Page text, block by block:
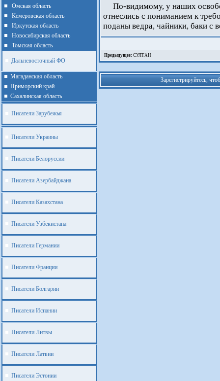
Омская область
Кемеровская область
Иркутская область
Новосибирская область
Томская область
Дальневосточный ФО
Магаданская область
Приморский край
Cахалинская область
Писатели Зарубежья
Писатели Украины
Писатели Белоруссии
Писатели Азербайджана
Писатели Казахстана
Писатели Узбекистана
Писатели Германии
Писатели Франции
Писатели Болгарии
Писатели Испании
Писатели Литвы
Писатели Латвии
Писатели Эстонии
По-видимому, у наших
отнеслись с пониманием к
поданы ведра, чайники, баки с
Предыдущее: СУЛТАН
Зарегистрируйтесь,